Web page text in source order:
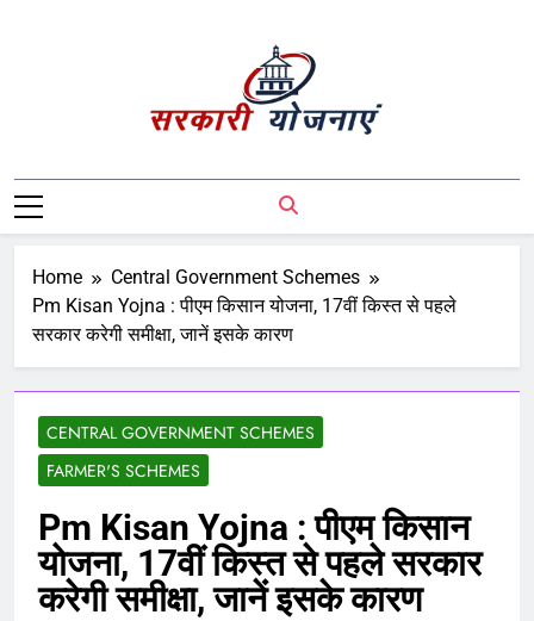
Sarkari Yojnaye
सरकारी योजनाएं | Central Government
Schemes | State Government Schemes |
PM Modi Schemes | Place To Find All The
Central And State Government Schemes
Home
Central Government Schemes
Pm Kisan Yojna : पीएम किसान योजना, 17वीं किस्त से पहले
सरकार करेगी समीक्षा, जानें इसके कारण
CENTRAL GOVERNMENT SCHEMES
FARMER'S SCHEMES
Pm Kisan Yojna : पीएम किसान
योजना, 17वीं किस्त से पहले सरकार
करेगी समीक्षा, जानें इसके कारण